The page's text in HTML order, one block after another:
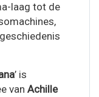
laag tot de
’ is
van Achille